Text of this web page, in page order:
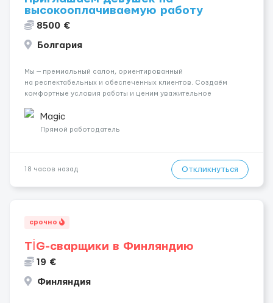
высокооплачиваемую работу
8500 €
Болгария
Мы — премиальный салон, ориентированный
на респектабельных и обеспеченных клиентов. Создаём
комфортные условия работы и ценим уважительное
💎 Высокий доход — от 2000 € в неделю и выше 💎 Честная
сис...
Magic
Прямой работодатель
18 часов назад Откликнуться
срочно
TİG-сварщики в Финляндию
19 €
Финляндия